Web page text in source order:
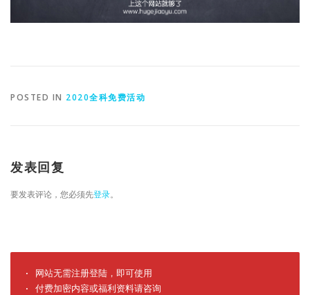
POSTED IN 2020全科免费活动
发表回复
要发表评论，您必须先登录。
· 网站无需注册登陆，即可使用
· 付费加密内容或福利资料请咨询